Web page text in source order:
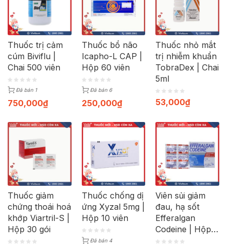
Thuốc trị cảm
cúm Biviflu |
Chai 500 viên
Đã bán 1
750,000₫
Thuốc bổ não
Icapho-L CAP |
Hộp 60 viên
Đã bán 6
250,000₫
Thuốc nhỏ mắt
trị nhiễm khuẩn
TobraDex | Chai
5ml
53,000₫
Thuốc giảm
chứng thoái hoá
khớp Viartril-S |
Hộp 30 gói
Thuốc chống dị
ứng Xyzal 5mg |
Hộp 10 viên
Đã bán 4
Viên sủi giảm
đau, hạ sốt
Efferalgan
Codeine | Hộp
40 viên